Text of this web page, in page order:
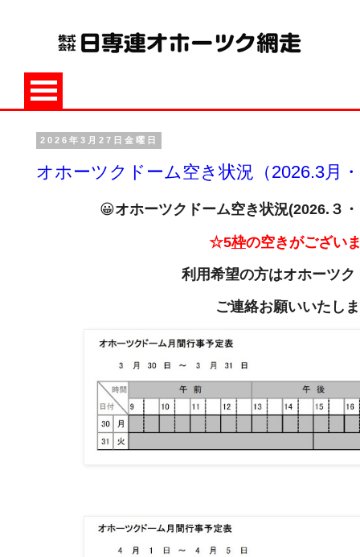
2026年3月27日金曜日
オホーツクドーム空き状況（2026.3月
😀オホーツクドーム空き状況(2026. ３
☆5枠の空きがござい
利用希望の方はオホーツク
ご連絡お願いいたし